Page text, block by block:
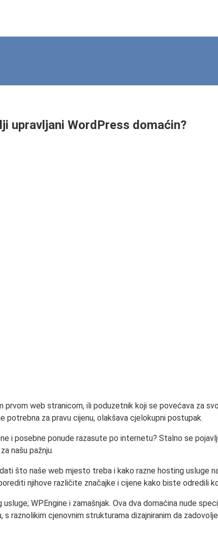
upravljani WordPress domaćin?
web stranicom, ili poduzetnik koji se povećava za
potrebna za pravu cijenu, olakšava cjelokupni postupak.
i posebne ponude razasute po internetu? Stalno se
našu pažnju.
što naše web mjesto treba i kako razne hosting usluge
njihove različite značajke i cijene kako biste odredili
WPEngine i zamašnjak. Ova dva domaćina nude
raznolikim cjenovnim strukturama dizajniranim da